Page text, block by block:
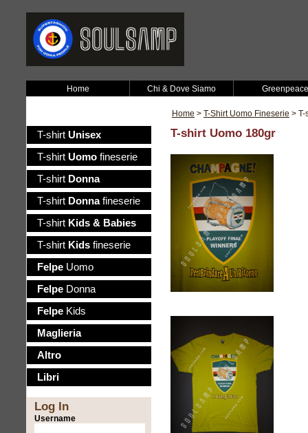
Home Chi & Dove Siamo Greenpeace
Home > T-Shirt Uomo Fineserie > T-
T-shirt Unisex
T-shirt Uomo fineserie
T-shirt Donna
T-shirt Donnafineserie
T-shirt Kids & Babies
T-shirt Kids fineserie
Felpe Uomo
Felpe Donna
Felpe Kids
Maglieria
Altro
Libri
Log In
Username
T-shirt Uomo 180gr